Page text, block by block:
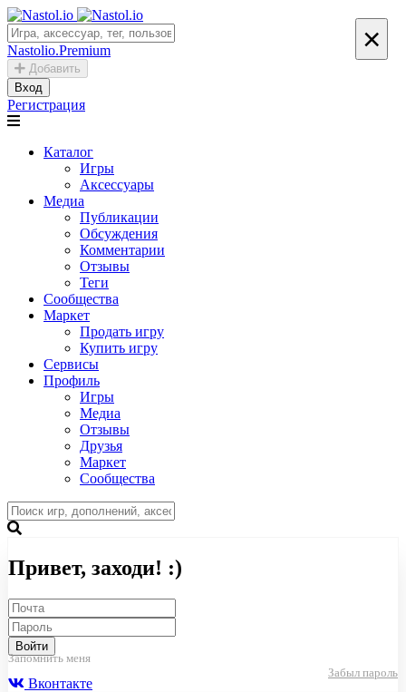
Nastolio.Premium
Добавить
Вход
Регистрация
Каталог
Игры
Аксессуары
Медиа
Публикации
Обсуждения
Комментарии
Отзывы
Теги
Сообщества
Маркет
Продать игру
Купить игру
Сервисы
Профиль
Игры
Медиа
Отзывы
Друзья
Маркет
Сообщества
×
Привет, заходи! :)
Войти
Запомнить меня
Забыл пароль
Вконтакте